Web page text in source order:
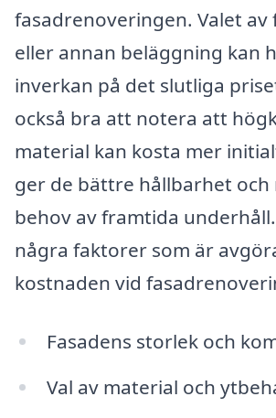
fasadrenoveringen. Valet av
eller annan beläggning kan
inverkan på det slutliga
också bra att notera att
material kan kosta mer
ger de bättre hållbarhet och
behov av framtida
några faktorer som är
kostnaden vid
Fasadens storlek och
Val av material och